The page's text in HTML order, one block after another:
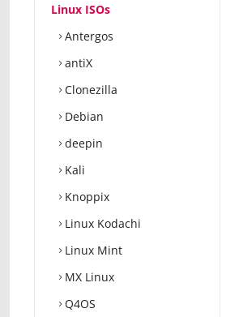
Linux ISOs
Antergos
antiX
Clonezilla
Debian
deepin
Kali
Knoppix
Linux Kodachi
Linux Mint
MX Linux
Q4OS